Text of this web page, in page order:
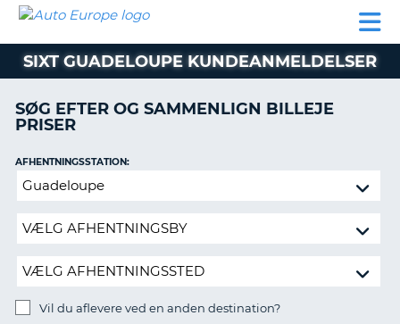
BILUDLEJNING
AUTOCAMPER
AUTO
EUROPE
BILUDLEJNING
AUTOCAMPER
LEJE
SUPPORT
MIN
DANMARK
SIXT GUADELOUPE KUNDEANMELDELSER
SØG EFTER OG SAMMENLIGN BILLEJE
PRISER
Vil
aflevere
anden
destination?
AFHENTNINGSSTATION:
Vil du aflevere ved en anden destination?